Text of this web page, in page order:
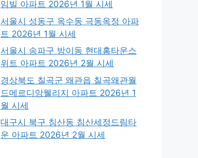
임빌 아파트 2026년 1월 시세
서울시 성동구 옥수동 극동옥정 아파
트 2026년 1월 시세
서울시 송파구 방이동 현대홈타운스
위트 아파트 2026년 2월 시세
경상북도 칠곡군 왜관읍 칠곡왜관월
드메르디앙웰리지 아파트 2026년 1
월 시세
대구시 북구 침산동 침산세정드림타
운 아파트 2026년 2월 시세